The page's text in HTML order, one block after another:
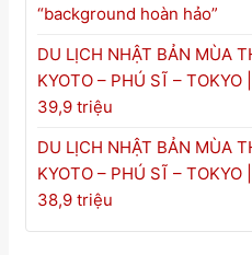
“background hoàn hảo”
DU LỊCH NHẬT BẢN MÙA
KYOTO – PHÚ SĨ –
39,9 triệu
DU LỊCH NHẬT BẢN MÙA
KYOTO – PHÚ SĨ –
38,9 triệu